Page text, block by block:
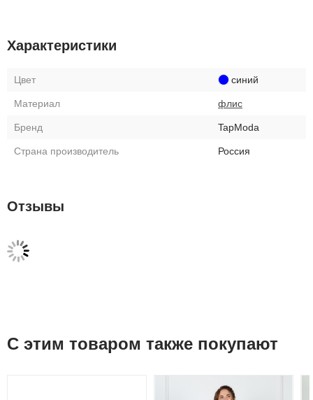
Характеристики
Цвет синий
Материал флис
Бренд TapModa
Страна производитель Россия
Отзывы
С этим товаром также покупают